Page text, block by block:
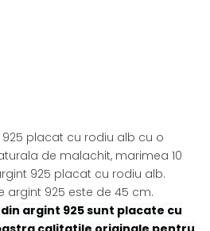
placat cu rodiu alb cu o
de malachit, marimea 10
925 placat cu rodiu alb.
argint 925 este de 45 cm.
argint 925 sunt placate cu